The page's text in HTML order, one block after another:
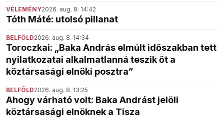
VÉLEMÉNY2026. aug. 8. 14:42
Tóth Máté: utolsó pillanat
BELFÖLD2026. aug. 8. 14:34
Toroczkai: „Baka András elmúlt időszakban tett
nyilatkozatai alkalmatlanná teszik őt a
köztársasági elnöki posztra”
BELFÖLD2026. aug. 8. 13:25
Ahogy várható volt: Baka Andrást jelöli
köztársasági elnöknek a Tisza